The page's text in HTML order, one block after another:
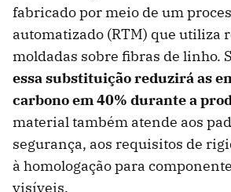
fabricado por meio de um
automatizado (RTM) que utiliza
moldadas sobre fibras de linho.
essa substituição reduzirá as
carbono em 40% durante a
material também atende aos
segurança, aos requisitos de
à homologação para
visíveis.